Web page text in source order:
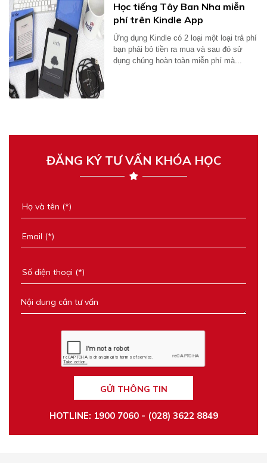
Học tiếng Tây Ban Nha miễn
phí trên Kindle App
Ứng dụng Kindle có 2 loại một loại trả phí
bạn phải bỏ tiền ra mua và sau đó sử
dụng chúng hoàn toàn miễn phí mà...
ĐĂNG KÝ TƯ VẤN KHÓA HỌC
GỬI THÔNG TIN
HOTLINE: 1900 7060 - (028) 3622 8849